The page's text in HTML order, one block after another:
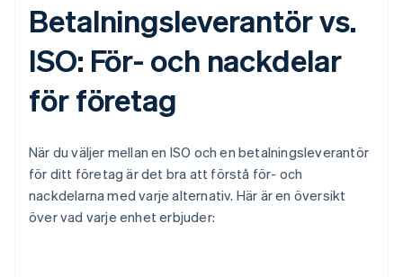
Betalningsleverantör vs.
ISO: För- och nackdelar
för företag
När du väljer mellan en ISO och en betalningsleverantör
för ditt företag är det bra att förstå för- och
nackdelarna med varje alternativ. Här är en översikt
över vad varje enhet erbjuder: